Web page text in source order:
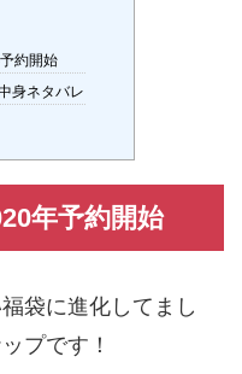
約開始
身ネタバレ
年予約開始
袋に進化してまし
プです！